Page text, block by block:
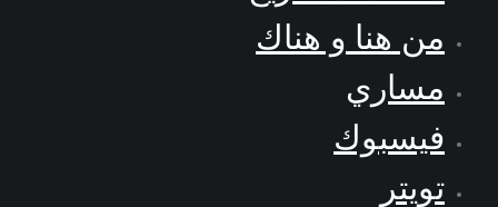
من هنا و هناك
مساري
فيسبوك
تويتر